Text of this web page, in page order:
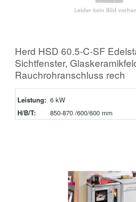
Herd HSD 60.5-C-SF
Sichtfenster,
Rauchrohranschluss rech
Leistung: 6 kW
H/B/T:
850-870 /600/600 mm